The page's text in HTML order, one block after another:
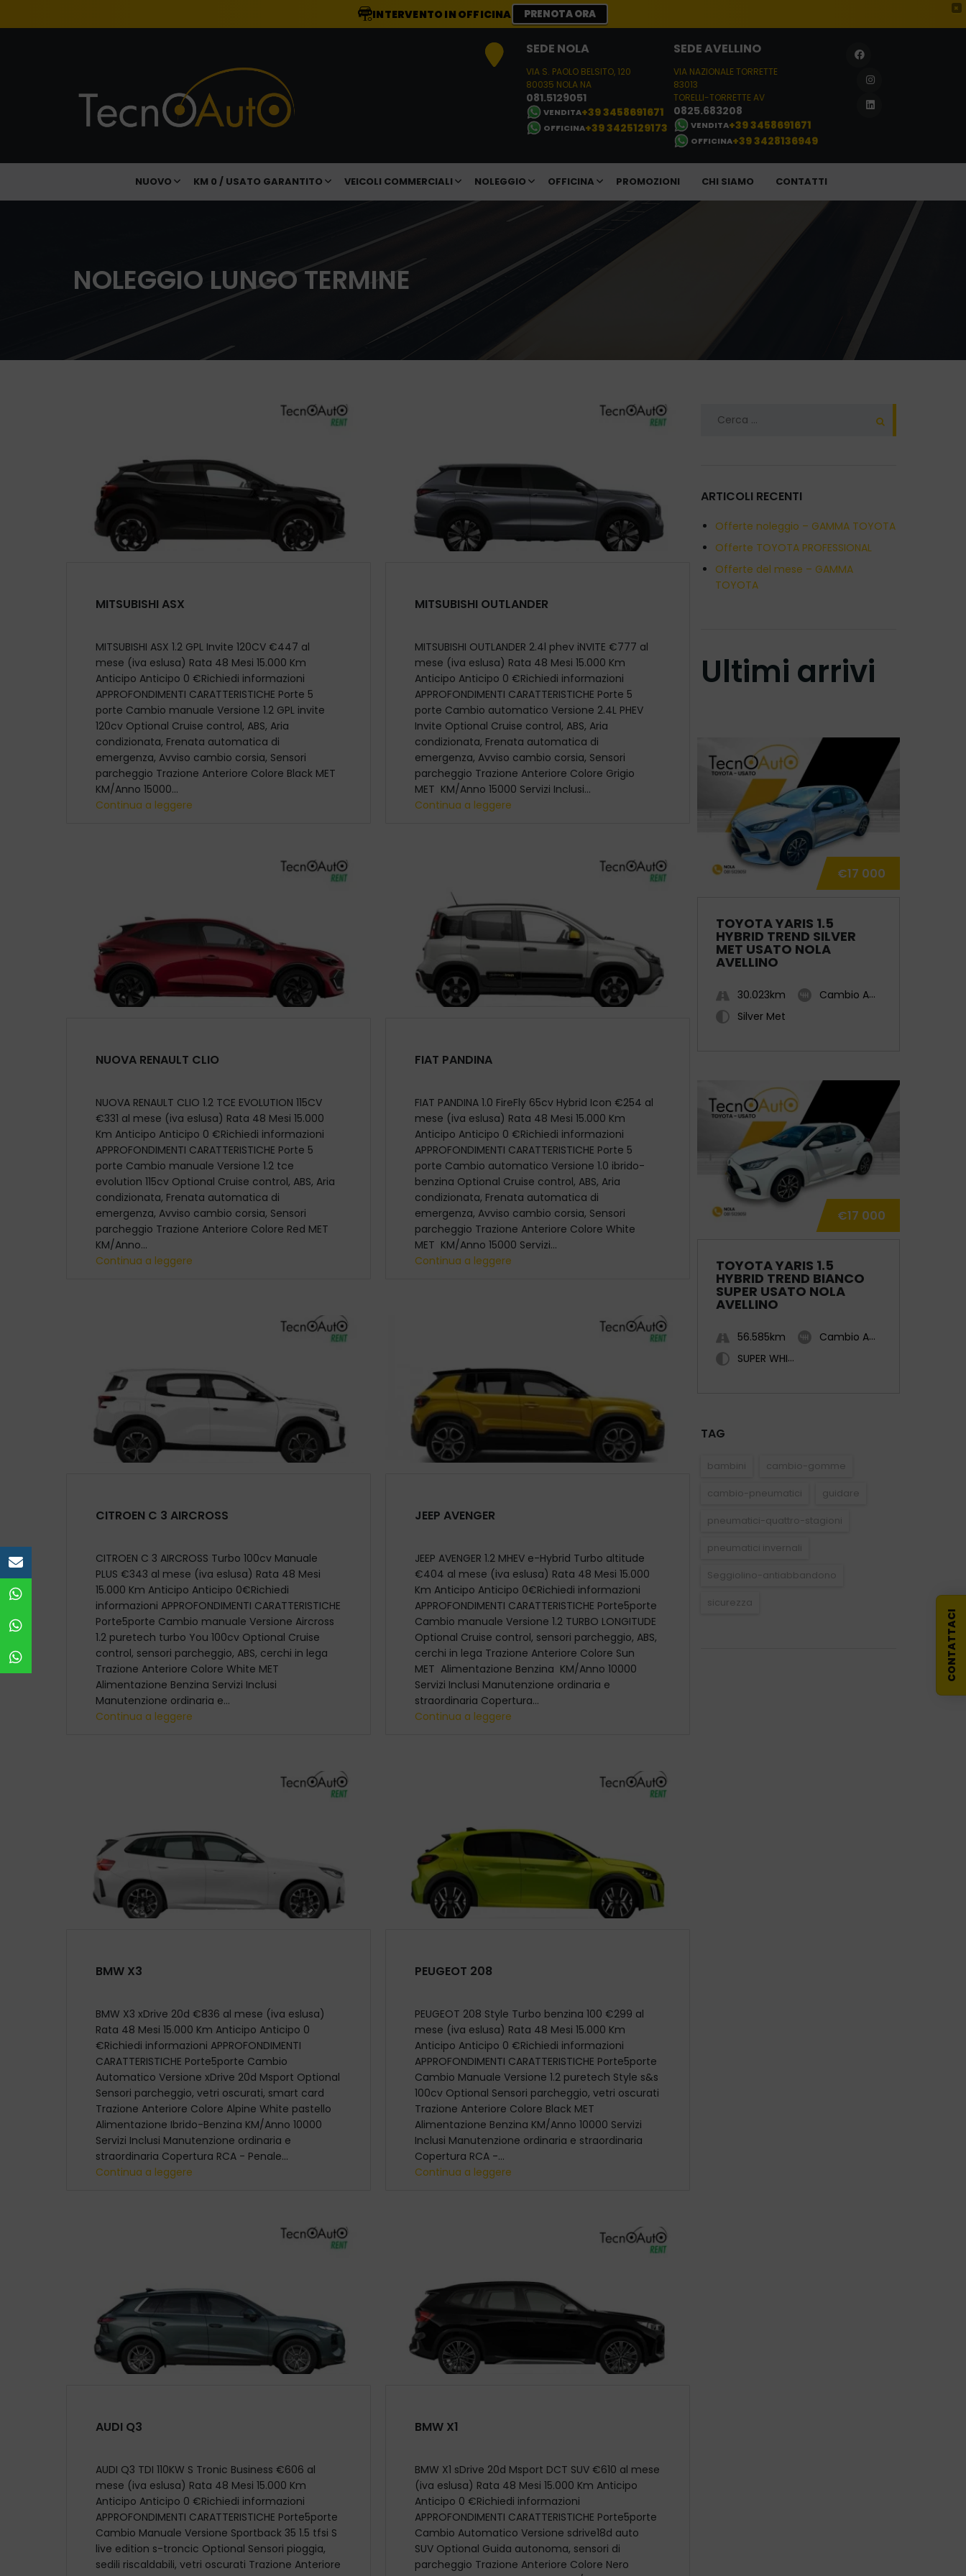
×
INTERVENTO IN OFFICINA PRENOTA ORA
SEDE NOLA
VIA S. PAOLO BELSITO, 120
80035 NOLA NA
081.5129051
VENDITA+39 3458691671
OFFICINA+39 3425129173
SEDE AVELLINO
VIA NAZIONALE TORRETTE
83013
TORELLI-TORRETTE AV
0825.683208
VENDITA+39 3458691671
OFFICINA+39 3428136949
NUOVO KM 0 / USATO GARANTITO VEICOLI COMMERCIALI NOLEGGIO OFFICINA PROMOZIONI CHI SIAMO CONTATTI
NOLEGGIO LUNGO TERMINE
MITSUBISHI ASX
MITSUBISHI ASX 1.2 GPL Invite 120CV €447 al
mese (iva eslusa) Rata 48 Mesi 15.000 Km
Anticipo Anticipo 0 €Richiedi informazioni
APPROFONDIMENTI CARATTERISTICHE Porte 5
porte Cambio manuale Versione 1.2 GPL invite
120cv Optional Cruise control, ABS, Aria
condizionata, Frenata automatica di
emergenza, Avviso cambio corsia, Sensori
parcheggio Trazione Anteriore Colore Black MET
KM/Anno 15000...
Continua a leggere
MITSUBISHI OUTLANDER
MITSUBISHI OUTLANDER 2.4l phev iNVITE €777 al
mese (iva eslusa) Rata 48 Mesi 15.000 Km
Anticipo Anticipo 0 €Richiedi informazioni
APPROFONDIMENTI CARATTERISTICHE Porte 5
porte Cambio automatico Versione 2.4L PHEV
Invite Optional Cruise control, ABS, Aria
condizionata, Frenata automatica di
emergenza, Avviso cambio corsia, Sensori
parcheggio Trazione Anteriore Colore Grigio
MET KM/Anno 15000 Servizi Inclusi...
Continua a leggere
NUOVA RENAULT CLIO
NUOVA RENAULT CLIO 1.2 TCE EVOLUTION 115CV
€331 al mese (iva eslusa) Rata 48 Mesi 15.000
Km Anticipo Anticipo 0 €Richiedi informazioni
APPROFONDIMENTI CARATTERISTICHE Porte 5
porte Cambio manuale Versione 1.2 tce
evolution 115cv Optional Cruise control, ABS, Aria
condizionata, Frenata automatica di
emergenza, Avviso cambio corsia, Sensori
parcheggio Trazione Anteriore Colore Red MET
KM/Anno...
Continua a leggere
FIAT PANDINA
FIAT PANDINA 1.0 FireFly 65cv Hybrid Icon €254 al
mese (iva eslusa) Rata 48 Mesi 15.000 Km
Anticipo Anticipo 0 €Richiedi informazioni
APPROFONDIMENTI CARATTERISTICHE Porte 5
porte Cambio automatico Versione 1.0 ibrido-
benzina Optional Cruise control, ABS, Aria
condizionata, Frenata automatica di
emergenza, Avviso cambio corsia, Sensori
parcheggio Trazione Anteriore Colore White
MET KM/Anno 15000 Servizi...
Continua a leggere
CITROEN C 3 AIRCROSS
CITROEN C 3 AIRCROSS Turbo 100cv Manuale
PLUS €343 al mese (iva eslusa) Rata 48 Mesi
15.000 Km Anticipo Anticipo 0€Richiedi
informazioni APPROFONDIMENTI CARATTERISTICHE
Porte5porte Cambio manuale Versione Aircross
1.2 puretech turbo You 100cv Optional Cruise
control, sensori parcheggio, ABS, cerchi in lega
Trazione Anteriore Colore White MET
Alimentazione Benzina Servizi Inclusi
Manutenzione ordinaria e...
Continua a leggere
JEEP AVENGER
JEEP AVENGER 1.2 MHEV e-Hybrid Turbo altitude
€404 al mese (iva eslusa) Rata 48 Mesi 15.000
Km Anticipo Anticipo 0€Richiedi informazioni
APPROFONDIMENTI CARATTERISTICHE Porte5porte
Cambio manuale Versione 1.2 TURBO LONGITUDE
Optional Cruise control, sensori parcheggio, ABS,
cerchi in lega Trazione Anteriore Colore Sun
MET Alimentazione Benzina KM/Anno 10000
Servizi Inclusi Manutenzione ordinaria e
straordinaria Copertura...
Continua a leggere
BMW X3
BMW X3 xDrive 20d €836 al mese (iva eslusa)
Rata 48 Mesi 15.000 Km Anticipo Anticipo 0
€Richiedi informazioni APPROFONDIMENTI
CARATTERISTICHE Porte5porte Cambio
Automatico Versione xDrive 20d Msport Optional
Sensori parcheggio, vetri oscurati, smart card
Trazione Anteriore Colore Alpine White pastello
Alimentazione Ibrido-Benzina KM/Anno 10000
Servizi Inclusi Manutenzione ordinaria e
straordinaria Copertura RCA - Penale...
Continua a leggere
PEUGEOT 208
PEUGEOT 208 Style Turbo benzina 100 €299 al
mese (iva eslusa) Rata 48 Mesi 15.000 Km
Anticipo Anticipo 0 €Richiedi informazioni
APPROFONDIMENTI CARATTERISTICHE Porte5porte
Cambio Manuale Versione 1.2 puretech Style s&s
100cv Optional Sensori parcheggio, vetri oscurati
Trazione Anteriore Colore Black MET
Alimentazione Benzina KM/Anno 10000 Servizi
Inclusi Manutenzione ordinaria e straordinaria
Copertura RCA -...
Continua a leggere
AUDI Q3
AUDI Q3 TDI 110KW S Tronic Business €606 al
mese (iva eslusa) Rata 48 Mesi 15.000 Km
Anticipo Anticipo 0 €Richiedi informazioni
APPROFONDIMENTI CARATTERISTICHE Porte5porte
Cambio Manuale Versione Sportback 35 1.5 tfsi S
live edition s-troncic Optional Sensori pioggia,
sedili riscaldabili, vetri oscurati Trazione Anteriore
BMW X1
BMW X1 sDrive 20d Msport DCT SUV €610 al mese
(iva eslusa) Rata 48 Mesi 15.000 Km Anticipo
Anticipo 0 €Richiedi informazioni
APPROFONDIMENTI CARATTERISTICHE Porte5porte
Cambio Automatico Versione sdrive18d auto
SUV Optional Guida autonoma, sensori di
parcheggio Trazione Anteriore Colore Nero
ARTICOLI RECENTI
Offerte noleggio – GAMMA TOYOTA
Offerte TOYOTA PROFESSIONAL
Offerte del mese – GAMMA
TOYOTA
Ultimi arrivi
€17 000
TOYOTA YARIS 1.5
HYBRID TREND SILVER
MET USATO NOLA
AVELLINO
30.023km
Cambio Automatico
Silver Met
€17 000
TOYOTA YARIS 1.5
HYBRID TREND BIANCO
SUPER USATO NOLA
AVELLINO
56.585km
Cambio Automatico
SUPER WHITE
TAG
bambini
cambio-gomme
cambio-pneumatici
guidare
pneumatici-quattro-stagioni
pneumatici invernali
Seggiolino-antiabbandono
sicurezza
WhatsApp vendita
Officina Nola
Officina Avellino CONTATTACI